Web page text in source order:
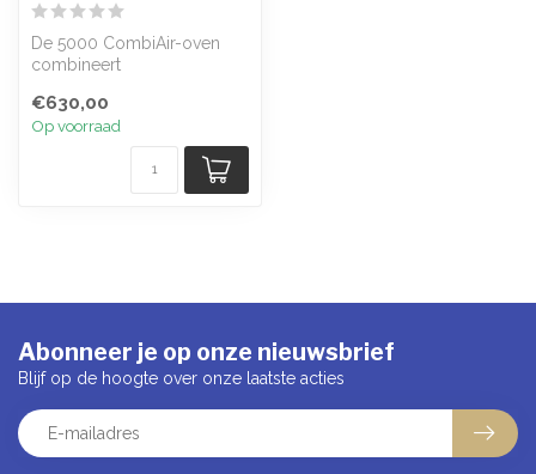
De 5000 CombiAir-oven
combineert
draaiplateau met geavanc...
€630,00
Op voorraad
Abonneer je op onze nieuwsbrief
Blijf op de hoogte over onze laatste acties